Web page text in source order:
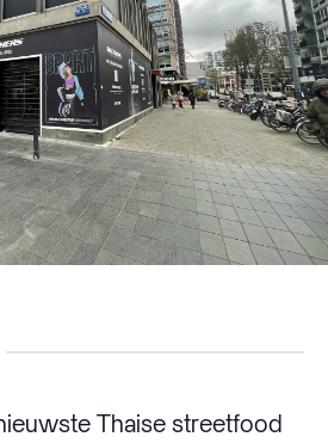
Thaise streetfood